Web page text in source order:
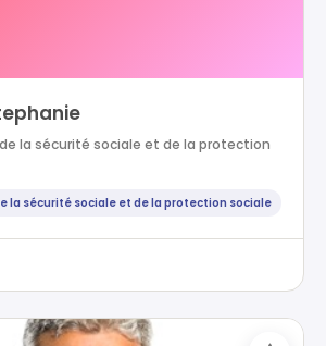
la sécurité sociale et de la protection
la sécurité sociale et de la protection sociale